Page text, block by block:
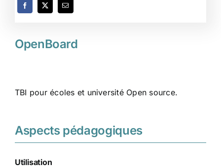
OpenBoard
TBI pour écoles et université Open source.
Aspects pédagogiques
Utilisation